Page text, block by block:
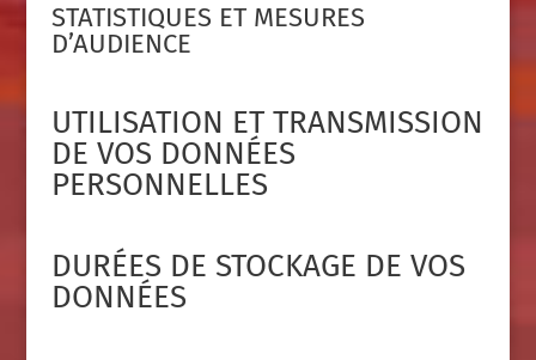
STATISTIQUES ET MESURES
D’AUDIENCE
UTILISATION ET TRANSMISSION
DE VOS DONNÉES
PERSONNELLES
DURÉES DE STOCKAGE DE VOS
DONNÉES